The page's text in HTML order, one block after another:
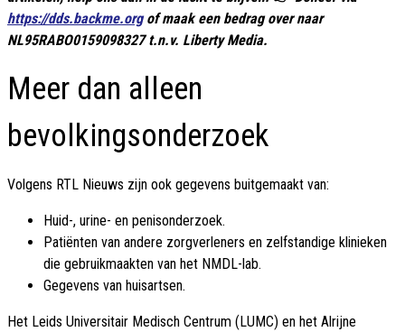
https://dds.backme.orgof maak een bedrag over naar
NL95RABO0159098327 t.n.v. Liberty Media.
Meer dan alleen
bevolkingsonderzoek
Volgens RTL Nieuws zijn ook gegevens buitgemaakt van:
Huid-, urine- en penisonderzoek.
Patiënten van andere zorgverleners en zelfstandige klinieken
die gebruikmaakten van het NMDL-lab.
Gegevens van huisartsen.
Het Leids Universitair Medisch Centrum (LUMC) en het Alrijne